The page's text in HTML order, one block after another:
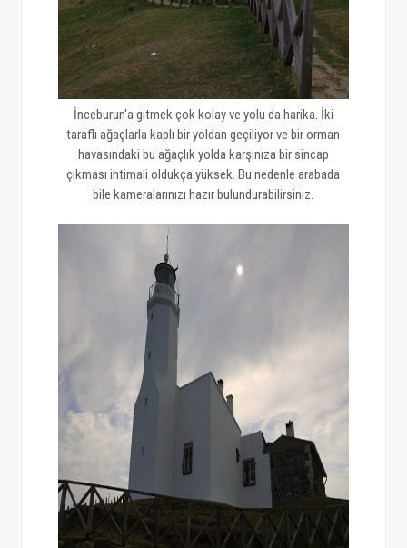
İnceburun'a gitmek çok kolay ve yolu da harika. İki
taraflı ağaçlarla kaplı bir yoldan geçiliyor ve bir orman
havasındaki bu ağaçlık yolda karşınıza bir sincap
çıkması ihtimali oldukça yüksek. Bu nedenle arabada
bile kameralarınızı hazır bulundurabilirsiniz.